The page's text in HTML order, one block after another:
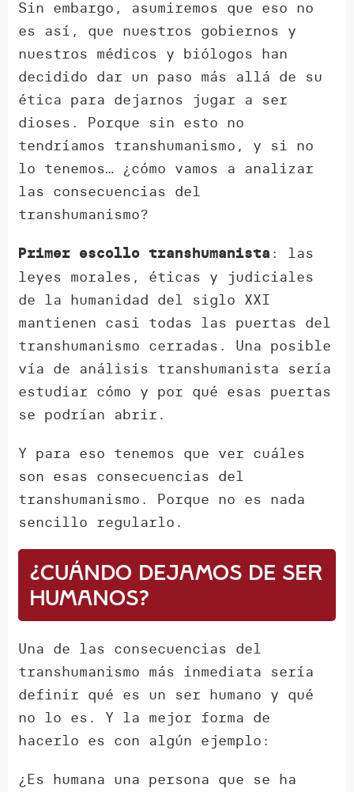
Sin embargo, asumiremos que eso no
es así, que nuestros gobiernos y
nuestros médicos y biólogos han
decidido dar un paso más allá de su
ética para dejarnos jugar a ser
dioses. Porque sin esto no
tendríamos transhumanismo, y si no
lo tenemos… ¿cómo vamos a analizar
las consecuencias del
transhumanismo?
Primer escollo transhumanista : las
leyes morales, éticas y judiciales
de la humanidad del siglo XXI
mantienen casi todas las puertas del
transhumanismo cerradas. Una posible
vía de análisis transhumanista sería
estudiar cómo y por qué esas puertas
se podrían abrir.
Y para eso tenemos que ver cuáles
son esas consecuencias del
transhumanismo. Porque no es nada
sencillo regularlo.
¿Cuándo dejamos de ser
humanos?
Una de las consecuencias del
transhumanismo más inmediata sería
definir qué es un ser humano y qué
no lo es. Y la mejor forma de
hacerlo es con algún ejemplo:
¿Es humana una persona que se ha